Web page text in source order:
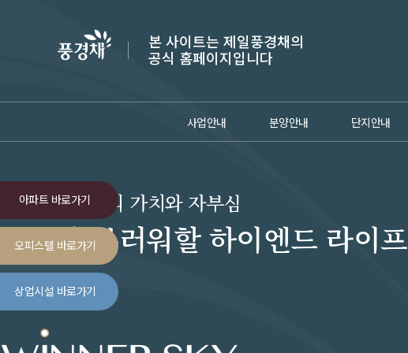
본 사이트는 제일풍경채의
공식 홈페이지입니다
사업안내 분양안내 단지안내
아파트 바로가기
오피스텔 바로가기
상업시설 바로가기
공간, 그 이상의 가치와 자부심
모두가 부러워할 하이엔드 라이프